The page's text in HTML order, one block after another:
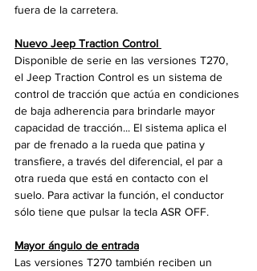
fuera de la carretera.
Nuevo Jeep Traction Control
Disponible de serie en las versiones T270,
el Jeep Traction Control es un sistema de
control de tracción que actúa en condiciones
de baja adherencia para brindarle mayor
capacidad de tracción... El sistema aplica el
par de frenado a la rueda que patina y
transfiere, a través del diferencial, el par a
otra rueda que está en contacto con el
suelo. Para activar la función, el conductor
sólo tiene que pulsar la tecla ASR OFF.
Mayor ángulo de entrada
Las versiones T270 también reciben un